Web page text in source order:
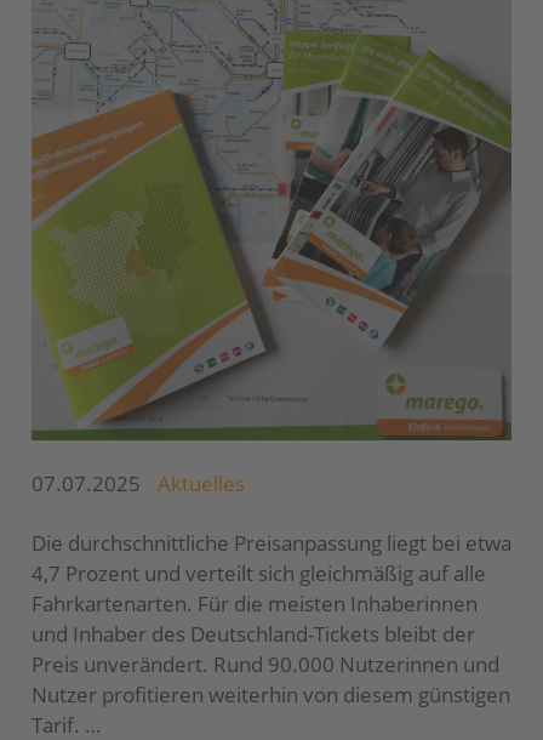
07.07.2025 Aktuelles
Die durchschnittliche Preisanpassung liegt bei etwa
4,7 Prozent und verteilt sich gleichmäßig auf alle
Fahrkartenarten. Für die meisten Inhaberinnen
und Inhaber des Deutschland-Tickets bleibt der
Preis unverändert. Rund 90.000 Nutzerinnen und
Nutzer profitieren weiterhin von diesem günstigen
Tarif. …